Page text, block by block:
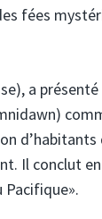
fées
a présenté
d’habitants
Il conclut